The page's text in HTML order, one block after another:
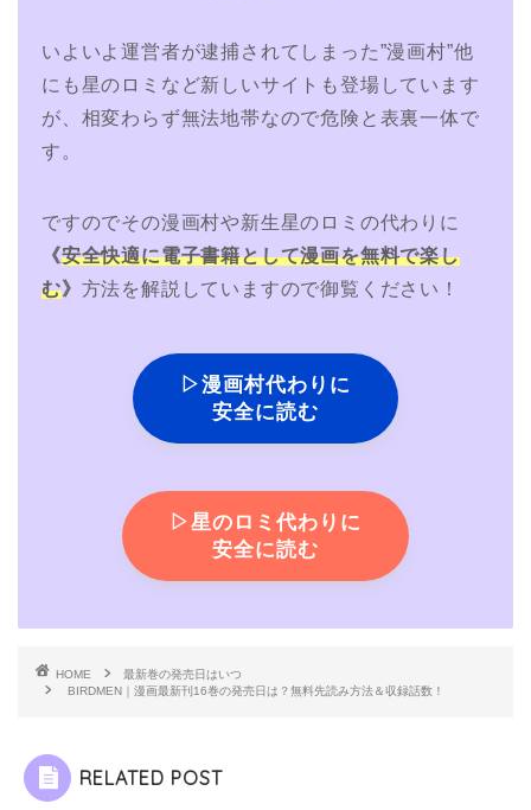
いよいよ運営者が逮捕されてしまった”漫画村”他
にも星のロミなど新しいサイトも登場しています
が、相変わらず無法地帯なので危険と表裏一体で
す。
ですのでその漫画村や新生星のロミの代わりに
《安全快適に電子書籍として漫画を無料で楽し
む》 方法を解説していますので御覧ください！
▷漫画村代わりに
安全に読む
▷星のロミ代わりに
安全に読む
HOME
最新巻の発売日はいつ
BIRDMEN｜漫画最新刊16巻の発売日は？無料先読み方法＆収録話数！
RELATED POST